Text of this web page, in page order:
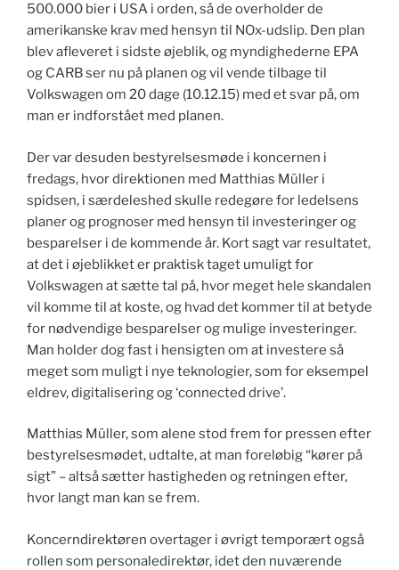
500.000 bier i USA i orden, så de overholder de
amerikanske krav med hensyn til NOx-udslip. Den plan
blev afleveret i sidste øjeblik, og myndighederne EPA
og CARB ser nu på planen og vil vende tilbage til
Volkswagen om 20 dage (10.12.15) med et svar på, om
man er indforstået med planen.
Der var desuden bestyrelsesmøde i koncernen i
fredags, hvor direktionen med Matthias Müller i
spidsen, i særdeleshed skulle redegøre for ledelsens
planer og prognoser med hensyn til investeringer og
besparelser i de kommende år. Kort sagt var resultatet,
at det i øjeblikket er praktisk taget umuligt for
Volkswagen at sætte tal på, hvor meget hele skandalen
vil komme til at koste, og hvad det kommer til at betyde
for nødvendige besparelser og mulige investeringer.
Man holder dog fast i hensigten om at investere så
meget som muligt i nye teknologier, som for eksempel
eldrev, digitalisering og ‘connected drive’.
Matthias Müller, som alene stod frem for pressen efter
bestyrelsesmødet, udtalte, at man foreløbig “kører på
sigt” – altså sætter hastigheden og retningen efter,
hvor langt man kan se frem.
Koncerndirektøren overtager i øvrigt temporært også
rollen som personaledirektør, idet den nuværende